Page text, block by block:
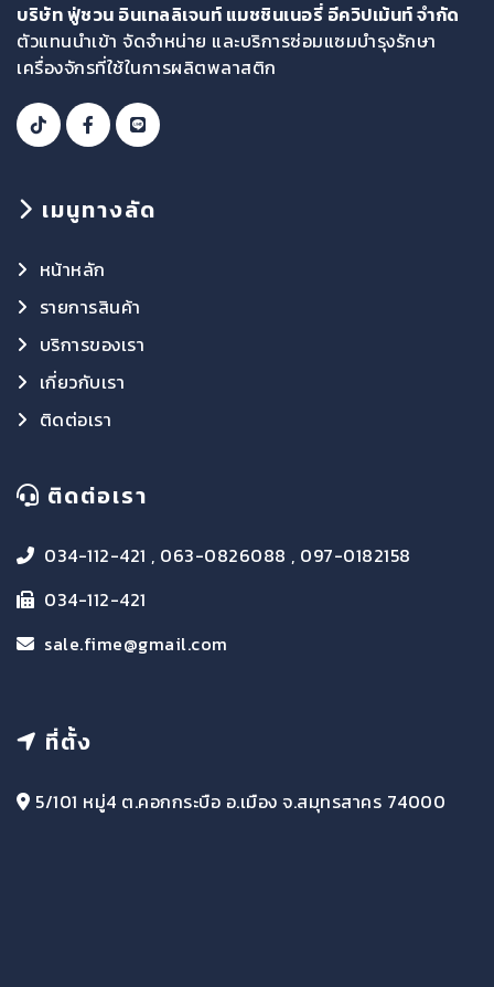
บริษัท ฟู่ชวน อินเทลลิเจนท์ แมชชินเนอรี่ อีควิปเม้นท์ จำกัด
ตัวแทนนำเข้า จัดจำหน่าย และบริการซ่อมแซมบำรุงรักษา
เครื่องจักรที่ใช้ในการผลิตพลาสติก
เมนูทางลัด
หน้าหลัก
รายการสินค้า
บริการของเรา
เกี่ยวกับเรา
ติดต่อเรา
ติดต่อเรา
034-112-421 , 063-0826088 , 097-0182158
034-112-421
sale.fime@gmail.com
ที่ตั้ง
5/101 หมู่4 ต.คอกกระบือ อ.เมือง จ.สมุทรสาคร 74000